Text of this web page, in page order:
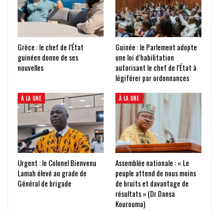
Grèce : le chef de l’État
guinéen donne de ses
nouvelles
Guinée : le Parlement adopte
une loi d’habilitation
autorisant le chef de l’État à
légiférer par ordonnances
À LA UNE
Urgent : le Colonel Bienvenu
Lamah élevé au grade de
Général de brigade
À LA UNE
Assemblée nationale : « Le
peuple attend de nous moins
de bruits et davantage de
résultats » (Dr Dansa
Kourouma)